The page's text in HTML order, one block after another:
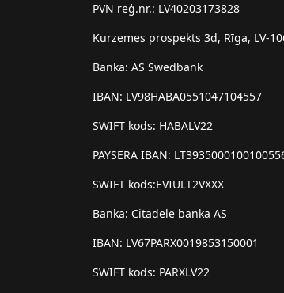
PVN reģ.nr.: LV40203173828
Kurzemes prospekts 3d, Rīga, LV-
Banka: AS Swedbank
IBAN: LV98HABA0551047104557
SWIFT kods: HABALV22
PAYSERA IBAN:
SWIFT kods:EVIULT2VXXX
Banka: Citadele banka AS
IBAN: LV67PARX0019853150001
SWIFT kods: PARXLV22